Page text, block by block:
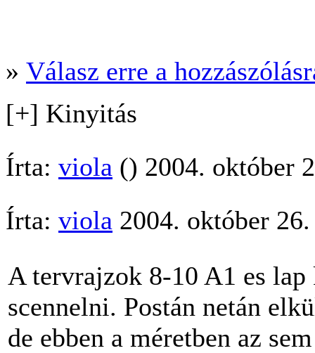
» Válasz erre a
[+] Kinyitás
Írta: viola () 2004. október
Írta: viola 2004. október
A tervrajzok 8-10 A1 es
scennelni. Postán netán
de ebben a méretben az